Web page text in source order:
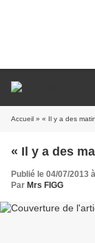
Accueil » « Il y a des
« Il y a des
Publié le 04/07/2013
Par Mrs FIGG